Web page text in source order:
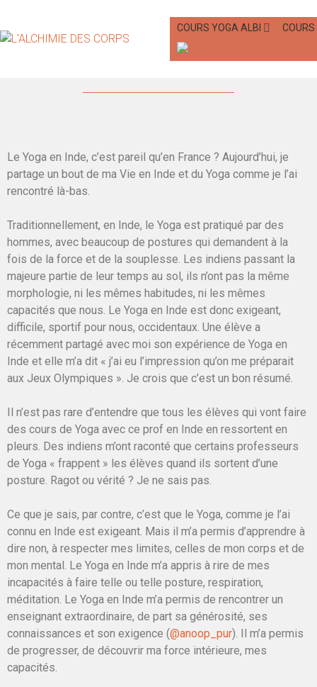
COURS YOGA ALBI COURS
Indian Style
Le Yoga en Inde, c’est pareil qu’en France ? Aujourd’hui, je
partage un bout de ma Vie en Inde et du Yoga comme je l’ai
rencontré là-bas. ⁠
Traditionnellement, en Inde, le Yoga est pratiqué par des
hommes, avec beaucoup de postures qui demandent à la
fois de la force et de la souplesse. Les indiens passant la
majeure partie de leur temps au sol, ils n’ont pas la même
morphologie, ni les mêmes habitudes, ni les mêmes
capacités que nous. Le Yoga en Inde est donc exigeant,
difficile, sportif pour nous, occidentaux. Une élève a
récemment partagé avec moi son expérience de Yoga en
Inde et elle m’a dit « j’ai eu l’impression qu’on me préparait
aux Jeux Olympiques ». Je crois que c’est un bon résumé. ⁠
Il n’est pas rare d’entendre que tous les élèves qui vont faire
des cours de Yoga avec ce prof en Inde en ressortent en
pleurs. Des indiens m’ont raconté que certains professeurs
de Yoga « frappent » les élèves quand ils sortent d’une
posture. Ragot ou vérité ? Je ne sais pas. ⁠
Ce que je sais, par contre, c’est que le Yoga, comme je l’ai
connu en Inde est exigeant. Mais il m’a permis d’apprendre à
dire non, à respecter mes limites, celles de mon corps et de
mon mental. Le Yoga en Inde m’a appris à rire de mes
incapacités à faire telle ou telle posture, respiration,
méditation. Le Yoga en Inde m’a permis de rencontrer un
enseignant extraordinaire, de part sa générosité, ses
connaissances et son exigence (@anoop_pur). Il m’a permis
de progresser, de découvrir ma force intérieure, mes
capacités. ⁠